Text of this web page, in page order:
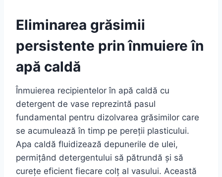
Eliminarea grăsimii
persistente prin înmuiere în
apă caldă
Înmuierea recipientelor în apă caldă cu
detergent de vase reprezintă pasul
fundamental pentru dizolvarea grăsimilor care
se acumulează în timp pe pereții plasticului.
Apa caldă fluidizează depunerile de ulei,
permițând detergentului să pătrundă și să
curețe eficient fiecare colț al vasului. Această